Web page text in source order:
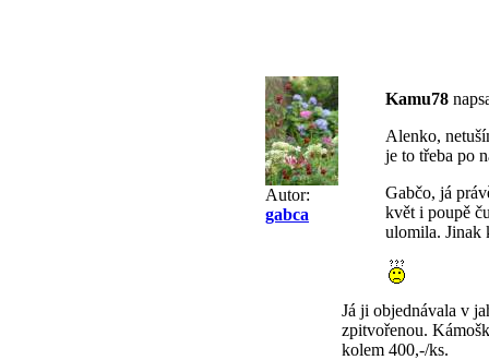
Autor:
gabca
Kamu78
Alenko,
je to třeba po
Gabčo, já
květ i poupě
ulomila. Jinak
Já ji objednávala v
zpitvořenou.
kolem 400,-/ks.